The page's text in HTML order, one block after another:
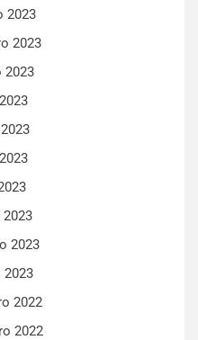
2023
2023
2023
2023
2023
2022
2022